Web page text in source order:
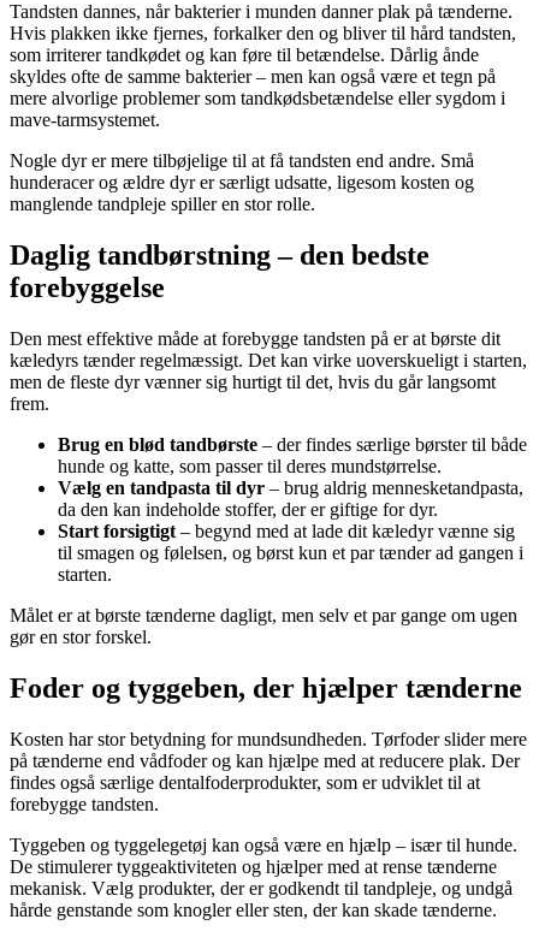
Tandsten dannes, når bakterier i munden danner plak på tænderne.
Hvis plakken ikke fjernes, forkalker den og bliver til hård tandsten,
som irriterer tandkødet og kan føre til betændelse. Dårlig ånde
skyldes ofte de samme bakterier – men kan også være et tegn på
mere alvorlige problemer som tandkødsbetændelse eller sygdom i
mave-tarmsystemet.
Nogle dyr er mere tilbøjelige til at få tandsten end andre. Små
hunderacer og ældre dyr er særligt udsatte, ligesom kosten og
manglende tandpleje spiller en stor rolle.
Daglig tandbørstning – den bedste
forebyggelse
Den mest effektive måde at forebygge tandsten på er at børste dit
kæledyrs tænder regelmæssigt. Det kan virke uoverskueligt i starten,
men de fleste dyr vænner sig hurtigt til det, hvis du går langsomt
frem.
Brug en blød tandbørste – der findes særlige børster til både
hunde og katte, som passer til deres mundstørrelse.
Vælg en tandpasta til dyr – brug aldrig mennesketandpasta,
da den kan indeholde stoffer, der er giftige for dyr.
Start forsigtigt – begynd med at lade dit kæledyr vænne sig
til smagen og følelsen, og børst kun et par tænder ad gangen i
starten.
Målet er at børste tænderne dagligt, men selv et par gange om ugen
gør en stor forskel.
Foder og tyggeben, der hjælper tænderne
Kosten har stor betydning for mundsundheden. Tørfoder slider mere
på tænderne end vådfoder og kan hjælpe med at reducere plak. Der
findes også særlige dentalfoderprodukter, som er udviklet til at
forebygge tandsten.
Tyggeben og tyggelegetøj kan også være en hjælp – især til hunde.
De stimulerer tyggeaktiviteten og hjælper med at rense tænderne
mekanisk. Vælg produkter, der er godkendt til tandpleje, og undgå
hårde genstande som knogler eller sten, der kan skade tænderne.